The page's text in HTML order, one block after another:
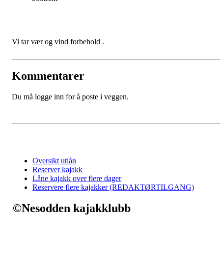
Vi tar vær og vind forbehold .
Kommentarer
Du må logge inn for å poste i veggen.
Oversikt utlån
Reserver kajakk
Låne kajakk over flere dager
Reservere flere kajakker (REDAKTØRTILGANG)
©Nesodden kajakklubb